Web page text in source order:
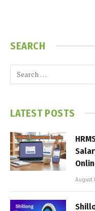
SEARCH
LATEST POSTS
August